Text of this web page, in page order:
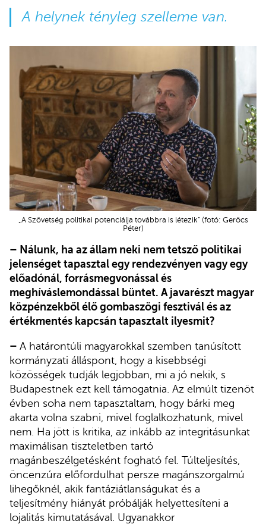
A helynek tényleg szelleme van.
„A Szövetség politikai potenciálja továbbra is létezik” (fotó: Gerőcs
Péter)
– Nálunk, ha az állam neki nem tetsző politikai
jelenséget tapasztal egy rendezvényen vagy egy
előadónál, forrásmegvonással és
meghíváslemondással büntet. A javarészt magyar
közpénzekből élő gombaszögi fesztivál és az
értékmentés kapcsán tapasztalt ilyesmit?
– A határontúli magyarokkal szemben tanúsított
kormányzati álláspont, hogy a kisebbségi
közösségek tudják legjobban, mi a jó nekik, s
Budapestnek ezt kell támogatnia. Az elmúlt tizenöt
évben soha nem tapasztaltam, hogy bárki meg
akarta volna szabni, mivel foglalkozhatunk, mivel
nem. Ha jött is kritika, az inkább az integritásunkat
maximálisan tiszteletben tartó
magánbeszélgetésként fogható fel. Túlteljesítés,
öncenzúra előfordulhat persze magánszorgalmú
lihegőknél, akik fantáziátlanságukat és a
teljesítmény hiányát próbálják helyettesíteni a
lojalitás kimutatásával. Ugyanakkor